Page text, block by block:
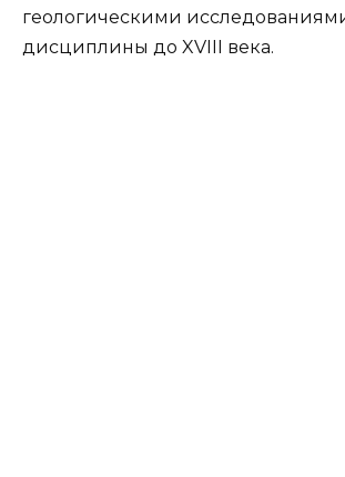
геологическими
дисциплины до XVIII века.